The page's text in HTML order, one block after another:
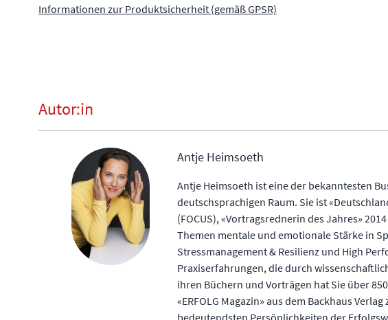
Informationen zur Produktsicherheit (gemäß GPSR)
Autor:in
Antje Heimsoeth
Antje Heimsoeth ist eine der bekanntesten
deutschsprachigen Raum. Sie ist
(FOCUS), «Vortragsrednerin des Jahres»
Themen mentale und emotionale Stärke in
Stressmanagement & Resilienz und High
Praxiserfahrungen, die durch
ihren Büchern und Vorträgen hat Sie über
«ERFOLG Magazin» aus dem Backhaus
bedeutendsten Persönlichkeiten der